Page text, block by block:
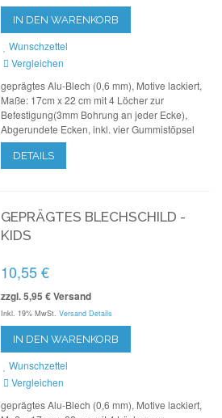
IN DEN WARENKORB
Wunschzettel
Vergleichen
geprägtes Alu-Blech (0,6 mm), Motive lackiert,
Maße: 17cm x 22 cm mit 4 Löcher zur
Befestigung(3mm Bohrung an jeder Ecke),
Abgerundete Ecken, inkl. vier Gummistöpsel
DETAILS
GEPRÄGTES BLECHSCHILD -
KIDS
10,55 €
zzgl. 5,95 € Versand
Inkl. 19% MwSt. Versand Details
IN DEN WARENKORB
Wunschzettel
Vergleichen
geprägtes Alu-Blech (0,6 mm), Motive lackiert,